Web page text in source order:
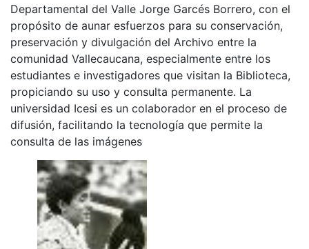
Departamental del Valle Jorge Garcés Borrero, con el
propósito de aunar esfuerzos para su conservación,
preservación y divulgación del Archivo entre la
comunidad Vallecaucana, especialmente entre los
estudiantes e investigadores que visitan la Biblioteca,
propiciando su uso y consulta permanente. La
universidad Icesi es un colaborador en el proceso de
difusión, facilitando la tecnología que permite la
consulta de las imágenes